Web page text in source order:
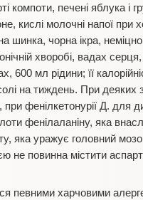
компоти, печені яблука і
кислі молочні напої при
шинка, чорна ікра,
хворобі, вадах
600 мл рідини; її
на тиждень. При
при фенілкетонурії Д.
фенілаланіну, яка
яка уражує головний
не повинна містити
певними харчовими